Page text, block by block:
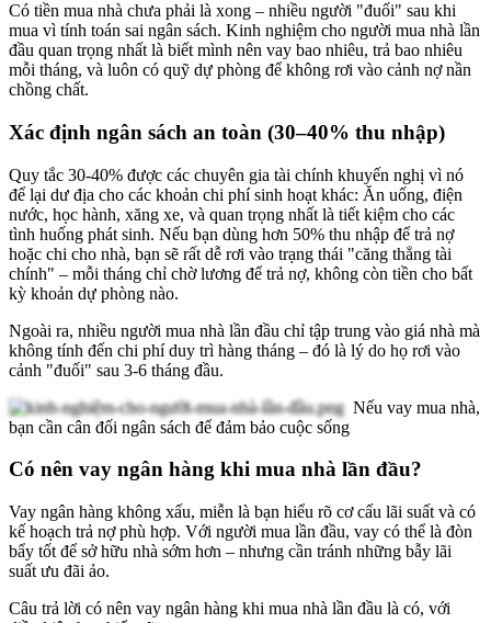
Có tiền mua nhà chưa phải là xong – nhiều người "đuối" sau khi
mua vì tính toán sai ngân sách. Kinh nghiệm cho người mua nhà lần
đầu quan trọng nhất là biết mình nên vay bao nhiêu, trả bao nhiêu
mỗi tháng, và luôn có quỹ dự phòng để không rơi vào cảnh nợ nần
chồng chất.
Xác định ngân sách an toàn (30–40% thu nhập)
Quy tắc 30-40% được các chuyên gia tài chính khuyến nghị vì nó
để lại dư địa cho các khoản chi phí sinh hoạt khác: Ăn uống, điện
nước, học hành, xăng xe, và quan trọng nhất là tiết kiệm cho các
tình huống phát sinh. Nếu bạn dùng hơn 50% thu nhập để trả nợ
hoặc chi cho nhà, bạn sẽ rất dễ rơi vào trạng thái "căng thẳng tài
chính" – mỗi tháng chỉ chờ lương để trả nợ, không còn tiền cho bất
kỳ khoản dự phòng nào.
Ngoài ra, nhiều người mua nhà lần đầu chỉ tập trung vào giá nhà mà
không tính đến chi phí duy trì hàng tháng – đó là lý do họ rơi vào
cảnh "đuối" sau 3-6 tháng đầu.
Nếu vay mua nhà,
bạn cần cân đối ngân sách để đảm bảo cuộc sống
Có nên vay ngân hàng khi mua nhà lần đầu?
Vay ngân hàng không xấu, miễn là bạn hiểu rõ cơ cấu lãi suất và có
kế hoạch trả nợ phù hợp. Với người mua lần đầu, vay có thể là đòn
bẩy tốt để sở hữu nhà sớm hơn – nhưng cần tránh những bẫy lãi
suất ưu đãi ảo.
Câu trả lời có nên vay ngân hàng khi mua nhà lần đầu là có, với